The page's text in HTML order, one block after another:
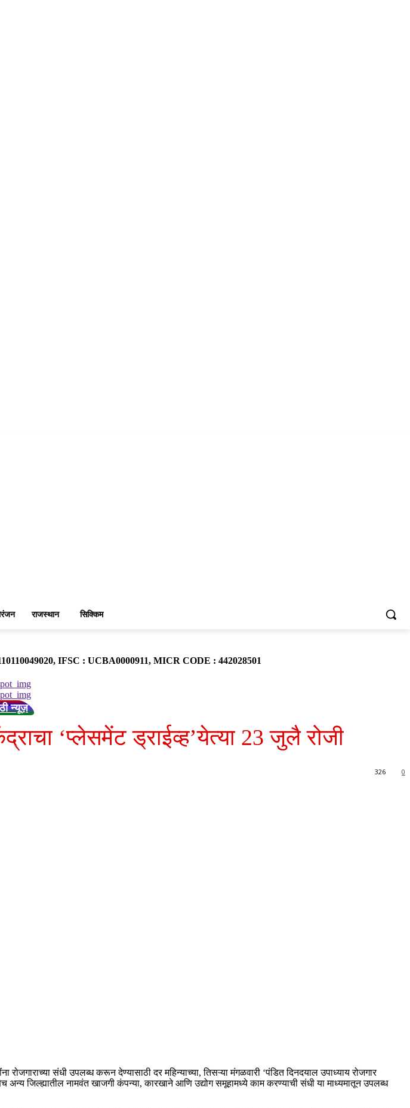
राजस्थान सिक्किम
IFSC : UCBA0000911, MICR CODE : 442028501
न्यूज़
‘प्लेसमेंट ड्राईव्ह’येत्या 23 जुलै रोजी
0
326
रोजगाराच्या संधी उपलब्ध करून देण्यासाठी दर महिन्याच्या, तिसऱ्या मंगळवारी ‘पंडित दिनदयाल उपाध्याय रोजगार
जिल्ह्यातील नामवंत खाजगी कंपन्या, कारखाने आणि उद्योग समूहामध्ये काम करण्याची संधी या माध्यमातून उपलब्ध